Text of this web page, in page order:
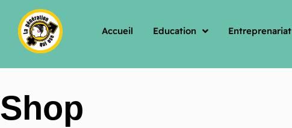
Accueil Education Entreprenariat
Shop